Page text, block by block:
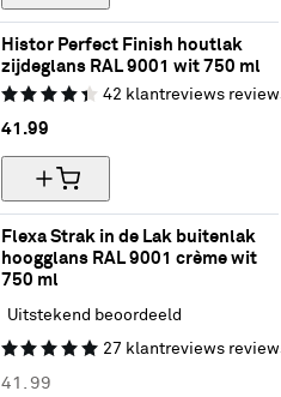
Histor Perfect Finish houtlak
zijdeglans RAL 9001 wit 750 ml
42 klantreviews
41.99
Flexa Strak in de Lak buitenlak
hoogglans RAL 9001 crème wit
750 ml
Uitstekend beoordeeld
27 klantreviews
41. 99